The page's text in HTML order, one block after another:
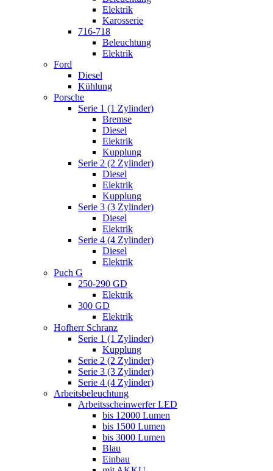
Elektrik
Karosserie
716-718
Beleuchtung
Elektrik
Ford
Diesel
Kühlung
Porsche
Serie 1 (1 Zylinder)
Bremse
Diesel
Elektrik
Kupplung
Serie 2 (2 Zylinder)
Diesel
Elektrik
Kupplung
Serie 3 (3 Zylinder)
Diesel
Elektrik
Serie 4 (4 Zylinder)
Diesel
Elektrik
Puch G
250-290 GD
Elektrik
300 GD
Elektrik
Hofherr Schranz
Serie 1 (1 Zylinder)
Kupplung
Serie 2 (2 Zylinder)
Serie 3 (3 Zylinder)
Serie 4 (4 Zylinder)
Arbeitsbeleuchtung
Arbeitsscheinwerfer LED
bis 12000 Lumen
bis 1500 Lumen
bis 3000 Lumen
Blau
Einbau